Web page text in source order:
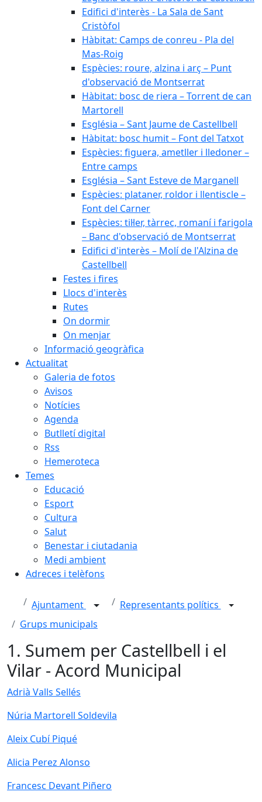
Edifici d'interès - La Sala de Sant
Cristòfol
Hàbitat: Camps de conreu - Pla del
Mas-Roig
Espècies: roure, alzina i arç – Punt
d'observació de Montserrat
Hàbitat: bosc de riera – Torrent de can
Martorell
Església – Sant Jaume de Castellbell
Hàbitat: bosc humit – Font del Tatxot
Espècies: figuera, ametller i lledoner –
Entre camps
Església – Sant Esteve de Marganell
Espècies: plataner, roldor i llentiscle –
Font del Carner
Espècies: til·ler, tàrrec, romaní i farigola
– Banc d'observació de Montserrat
Edifici d'interès – Molí de l'Alzina de
Castellbell
Festes i fires
Llocs d'interès
Rutes
On dormir
On menjar
Informació geogràfica
Actualitat
Galeria de fotos
Avisos
Notícies
Agenda
Butlletí digital
Rss
Hemeroteca
Temes
Educació
Esport
Cultura
Salut
Benestar i ciutadania
Medi ambient
Adreces i telèfons
Ajuntament
Representants polítics
Grups municipals
1. Sumem per Castellbell i el
Vilar - Acord Municipal
Adrià Valls Sellés
Núria Martorell Soldevila
Aleix Cubí Piqué
Alicia Perez Alonso
Francesc Devant Piñero